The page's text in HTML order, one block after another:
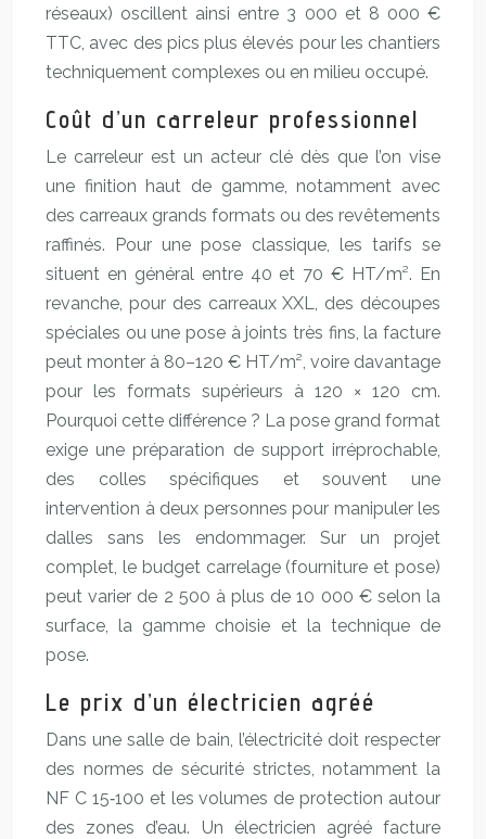
réseaux) oscillent ainsi entre 3 000 et 8 000 €
TTC, avec des pics plus élevés pour les chantiers
techniquement complexes ou en milieu occupé.
Coût d’un carreleur professionnel
Le carreleur est un acteur clé dès que l’on vise
une finition haut de gamme, notamment avec
des carreaux grands formats ou des revêtements
raffinés. Pour une pose classique, les tarifs se
situent en général entre 40 et 70 € HT/m². En
revanche, pour des carreaux XXL, des découpes
spéciales ou une pose à joints très fins, la facture
peut monter à 80–120 € HT/m², voire davantage
pour les formats supérieurs à 120 × 120 cm.
Pourquoi cette différence ? La pose grand format
exige une préparation de support irréprochable,
des colles spécifiques et souvent une
intervention à deux personnes pour manipuler les
dalles sans les endommager. Sur un projet
complet, le budget carrelage (fourniture et pose)
peut varier de 2 500 à plus de 10 000 € selon la
surface, la gamme choisie et la technique de
pose.
Le prix d’un électricien agréé
Dans une salle de bain, l’électricité doit respecter
des normes de sécurité strictes, notamment la
NF C 15‑100 et les volumes de protection autour
des zones d’eau. Un électricien agréé facture